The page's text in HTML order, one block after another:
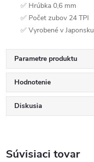
✅ Hrúbka 0,6 mm
✅ Počet zubov 24 TPI
✅ Vyrobené v Japonsku
Parametre produktu
Hodnotenie
Diskusia
Súvisiaci tovar